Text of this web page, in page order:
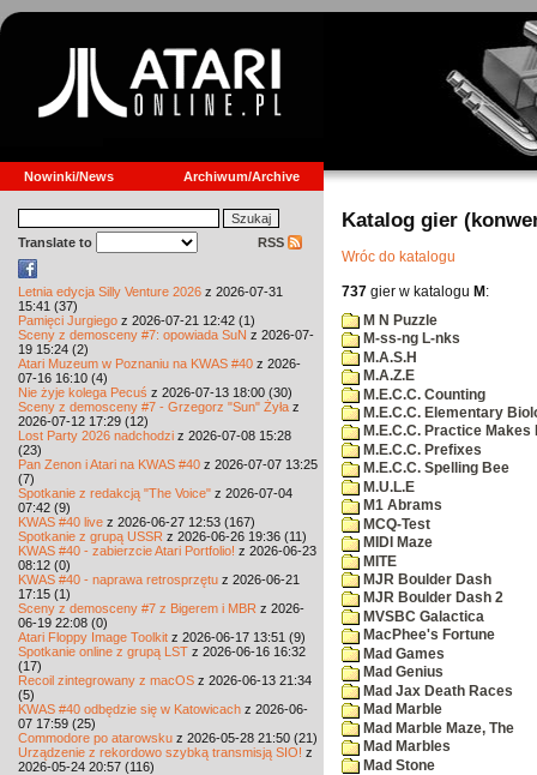
Nowinki/News Archiwum/Archive
Translate to RSS
Letnia edycja Silly Venture 2026 z 2026-07-31
15:41 (37)
Pamięci Jurgiego z 2026-07-21 12:42 (1)
Sceny z demosceny #7: opowiada SuN z 2026-07-
19 15:24 (2)
Atari Muzeum w Poznaniu na KWAS #40 z 2026-
07-16 16:10 (4)
Nie żyje kolega Pecuś z 2026-07-13 18:00 (30)
Sceny z demosceny #7 - Grzegorz "Sun" Żyła z
2026-07-12 17:29 (12)
Lost Party 2026 nadchodzi z 2026-07-08 15:28
(23)
Pan Zenon i Atari na KWAS #40 z 2026-07-07 13:25
(7)
Spotkanie z redakcją "The Voice" z 2026-07-04
07:42 (9)
KWAS #40 live z 2026-06-27 12:53 (167)
Spotkanie z grupą USSR z 2026-06-26 19:36 (11)
KWAS #40 - zabierzcie Atari Portfolio! z 2026-06-23
08:12 (0)
KWAS #40 - naprawa retrosprzętu z 2026-06-21
17:15 (1)
Sceny z demosceny #7 z Bigerem i MBR z 2026-
06-19 22:08 (0)
Atari Floppy Image Toolkit z 2026-06-17 13:51 (9)
Spotkanie online z grupą LST z 2026-06-16 16:32
(17)
Recoil zintegrowany z macOS z 2026-06-13 21:34
(5)
KWAS #40 odbędzie się w Katowicach z 2026-06-
07 17:59 (25)
Commodore po atarowsku z 2026-05-28 21:50 (21)
Urządzenie z rekordowo szybką transmisją SIO! z
2026-05-24 20:57 (116)
Katalog gier
Wróc do katalogu
737 gier w katalogu M :
M N Puzzle
M-ss-ng L-nks
M.A.S.H
M.A.Z.E
M.E.C.C. Counting
M.E.C.C. Elementary
M.E.C.C. Practice Makes
M.E.C.C. Prefixes
M.E.C.C. Spelling Bee
M.U.L.E
M1 Abrams
MCQ-Test
MIDI Maze
MITE
MJR Boulder Dash
MJR Boulder Dash 2
MVSBC Galactica
MacPhee's Fortune
Mad Games
Mad Genius
Mad Jax Death Races
Mad Marble
Mad Marble Maze, The
Mad Marbles
Mad Stone